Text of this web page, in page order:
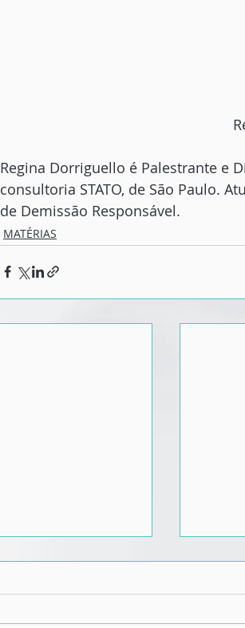
Regina Dorriguello é Palestrante e
consultoria STATO, de São Paulo.
de Demissão Responsável.
MATÉRIAS